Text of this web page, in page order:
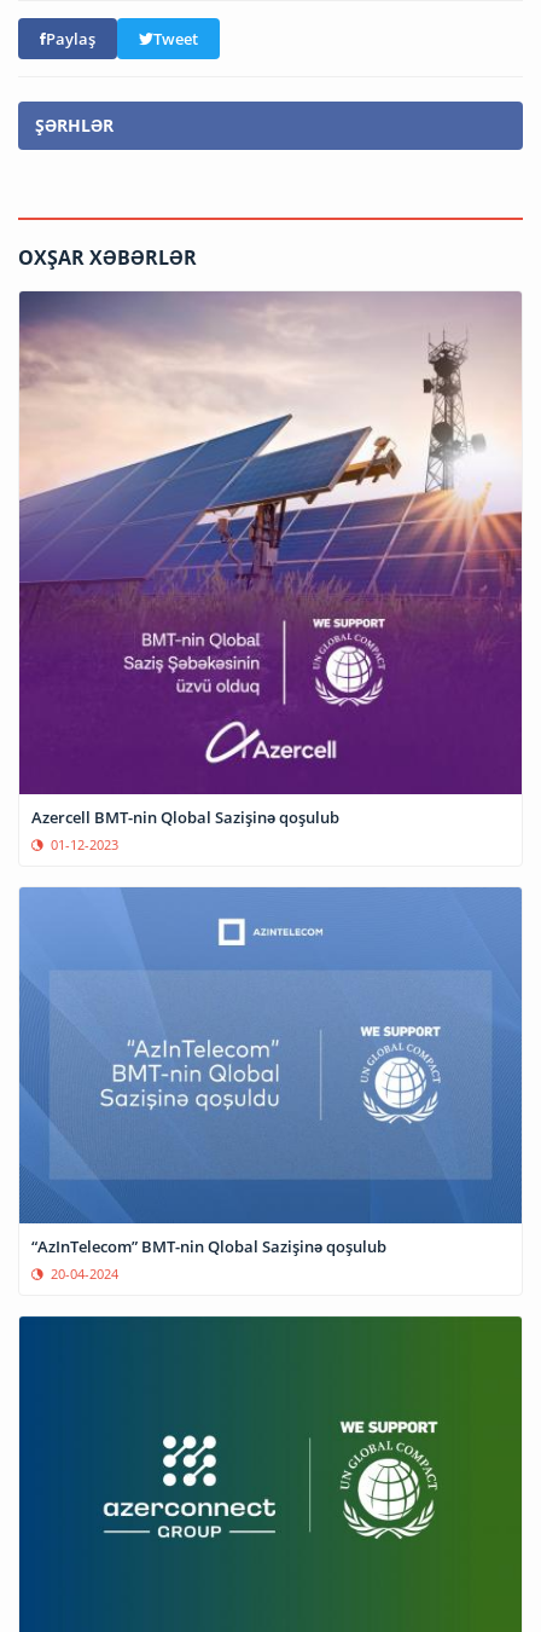
Paylaş Tweet
ŞƏRHLƏR
OXŞAR XƏBƏRLƏR
Azercell BMT-nin Qlobal Sazişinə qoşulub
01-12-2023
“AzInTelecom” BMT-nin Qlobal Sazişinə qoşulub
20-04-2024